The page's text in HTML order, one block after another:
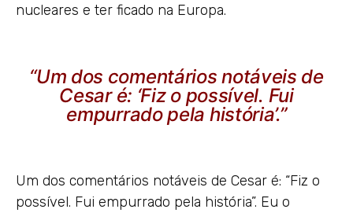
nucleares e ter ficado na Europa.
“Um dos comentários notáveis de
Cesar é: ‘Fiz o possível. Fui
empurrado pela história’.”
Um dos comentários notáveis de Cesar é: “Fiz o
possível. Fui empurrado pela história”. Eu o